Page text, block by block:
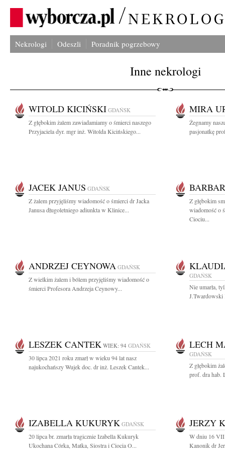
Nekrologi Odeszli Poradnik pogrzebowy
Inne nekrologi
WITOLD KICIŃSKI GDAŃSK
Z głębokim żalem zawiadamiamy o śmierci naszego
Przyjaciela dyr. mgr inż. Witolda Kicińskiego...
MIRA
Żegnamy
pasjonatkę
JACEK JANUS GDAŃSK
Z żalem przyjęliśmy wiadomość o śmierci dr Jacka
Janusa długoletniego adiunkta w Klinice...
Z głębokim
wiadomość o
Ciociu...
ANDRZEJ CEYNOWA GDAŃSK
Z wielkim żalem i bólem przyjęliśmy wiadomość o
śmierci Profesora Andrzeja Ceynowy...
GDAŃSK
Nie umarła,
J.Twardowski
LESZEK CANTEK WIEK: 94 GDAŃSK
30 lipca 2021 roku zmarł w wieku 94 lat nasz
najukochańszy Wujek doc. dr inż. Leszek Cantek...
LECH
GDAŃSK
Z głębokim
prof. dra hab.
IZABELLA KUKURYK GDAŃSK
20 lipca br. zmarła tragicznie Izabella Kukuryk
Ukochana Córka, Matka, Siostra i Ciocia O...
JERZY
W dniu 16 VII
Kanonik dr